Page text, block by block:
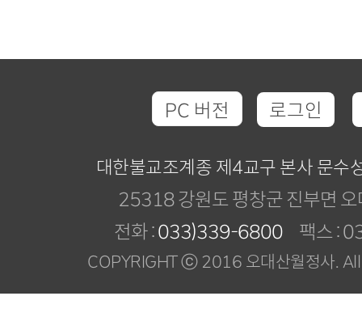
PC 버전 로그인
대한불교조계종 제4교구 본사 문수
25318 강원도 평창군 진부면
전화 :033)339-6800 팩스 :
COPYRIGHT ⓒ 2016 오대산월정사.